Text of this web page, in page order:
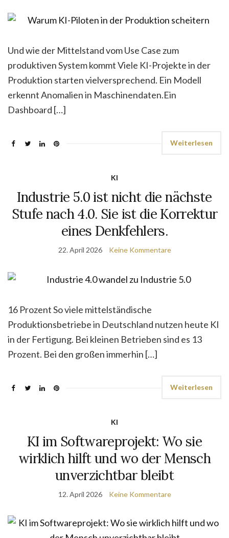
Und wie der Mittelstand vom Use Case zum
produktiven System kommt Viele KI-Projekte in der
Produktion starten vielversprechend. Ein Modell
erkennt Anomalien in Maschinendaten.Ein
Dashboard […]
Weiterlesen
KI
Industrie 5.0 ist nicht die nächste
Stufe nach 4.0. Sie ist die Korrektur
eines Denkfehlers.
22. April 2026 Keine Kommentare
16 Prozent So viele mittelständische
Produktionsbetriebe in Deutschland nutzen heute KI
in der Fertigung. Bei kleinen Betrieben sind es 13
Prozent. Bei den großen immerhin […]
Weiterlesen
KI
KI im Softwareprojekt: Wo sie
wirklich hilft und wo der Mensch
unverzichtbar bleibt
12. April 2026 Keine Kommentare